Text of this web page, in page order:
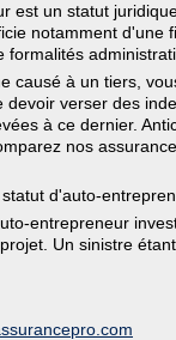
est un statut
notamment d'une
formalités
causé à un tiers,
devoir verser des
à ce dernier.
nos
d'auto-
entrepreneur
Un sinistre étant